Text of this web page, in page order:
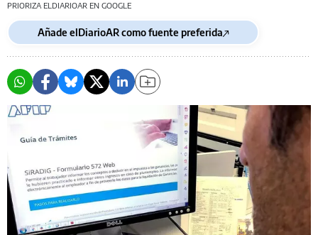
PRIORIZA ELDIARIOAR EN GOOGLE
Añade elDiarioAR como fuente preferida